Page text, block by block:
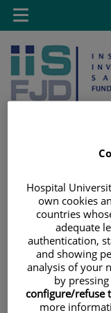
Saltar al contenido
contenido
Toggle
navigation
Hospital
own cookies
countries
adequate
authentication,
and showing
analysis of your
by
configure/refuse
more